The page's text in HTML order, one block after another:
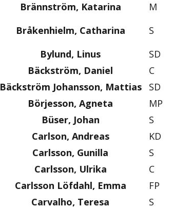
Brännström, Katarina
M
Bråkenhielm, Catharina
S
Bylund, Linus
SD
Bäckström, Daniel
C
Bäckström Johansson, Mattias
SD
Börjesson, Agneta
MP
Büser, Johan
S
Carlson, Andreas
KD
Carlsson, Gunilla
S
Carlsson, Ulrika
C
Carlsson Löfdahl, Emma
FP
Carvalho, Teresa
S